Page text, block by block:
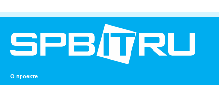
О проекте